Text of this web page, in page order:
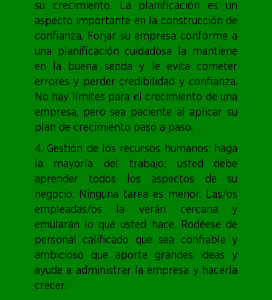
su crecimiento. La planificación es un
aspecto importante en la construcción de
confianza. Forjar su empresa conforme a
una planificación cuidadosa la mantiene
en la buena senda y le evita cometer
errores y perder credibilidad y confianza.
No hay límites para el crecimiento de una
empresa, pero sea paciente al aplicar su
plan de crecimiento paso a paso.
4. Gestión de los recursos humanos: haga
la mayoría del trabajo; usted debe
aprender todos los aspectos de su
negocio. Ninguna tarea es menor. Las/os
empleadas/os la verán cercana y
emularán lo que usted hace. Rodéese de
personal calificado que sea confiable y
ambicioso que aporte grandes ideas y
ayude a administrar la empresa y hacerla
crecer.